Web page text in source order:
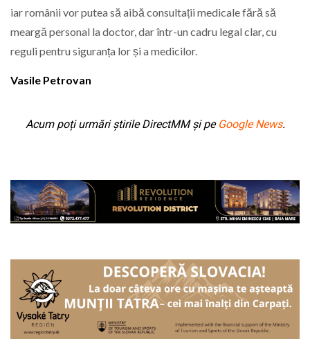
iar românii vor putea să aibă consultații medicale fără să
meargă personal la doctor, dar într-un cadru legal clar, cu
reguli pentru siguranța lor și a medicilor.
Vasile Petrovan
Acum poți urmări știrile DirectMM și pe Google News.